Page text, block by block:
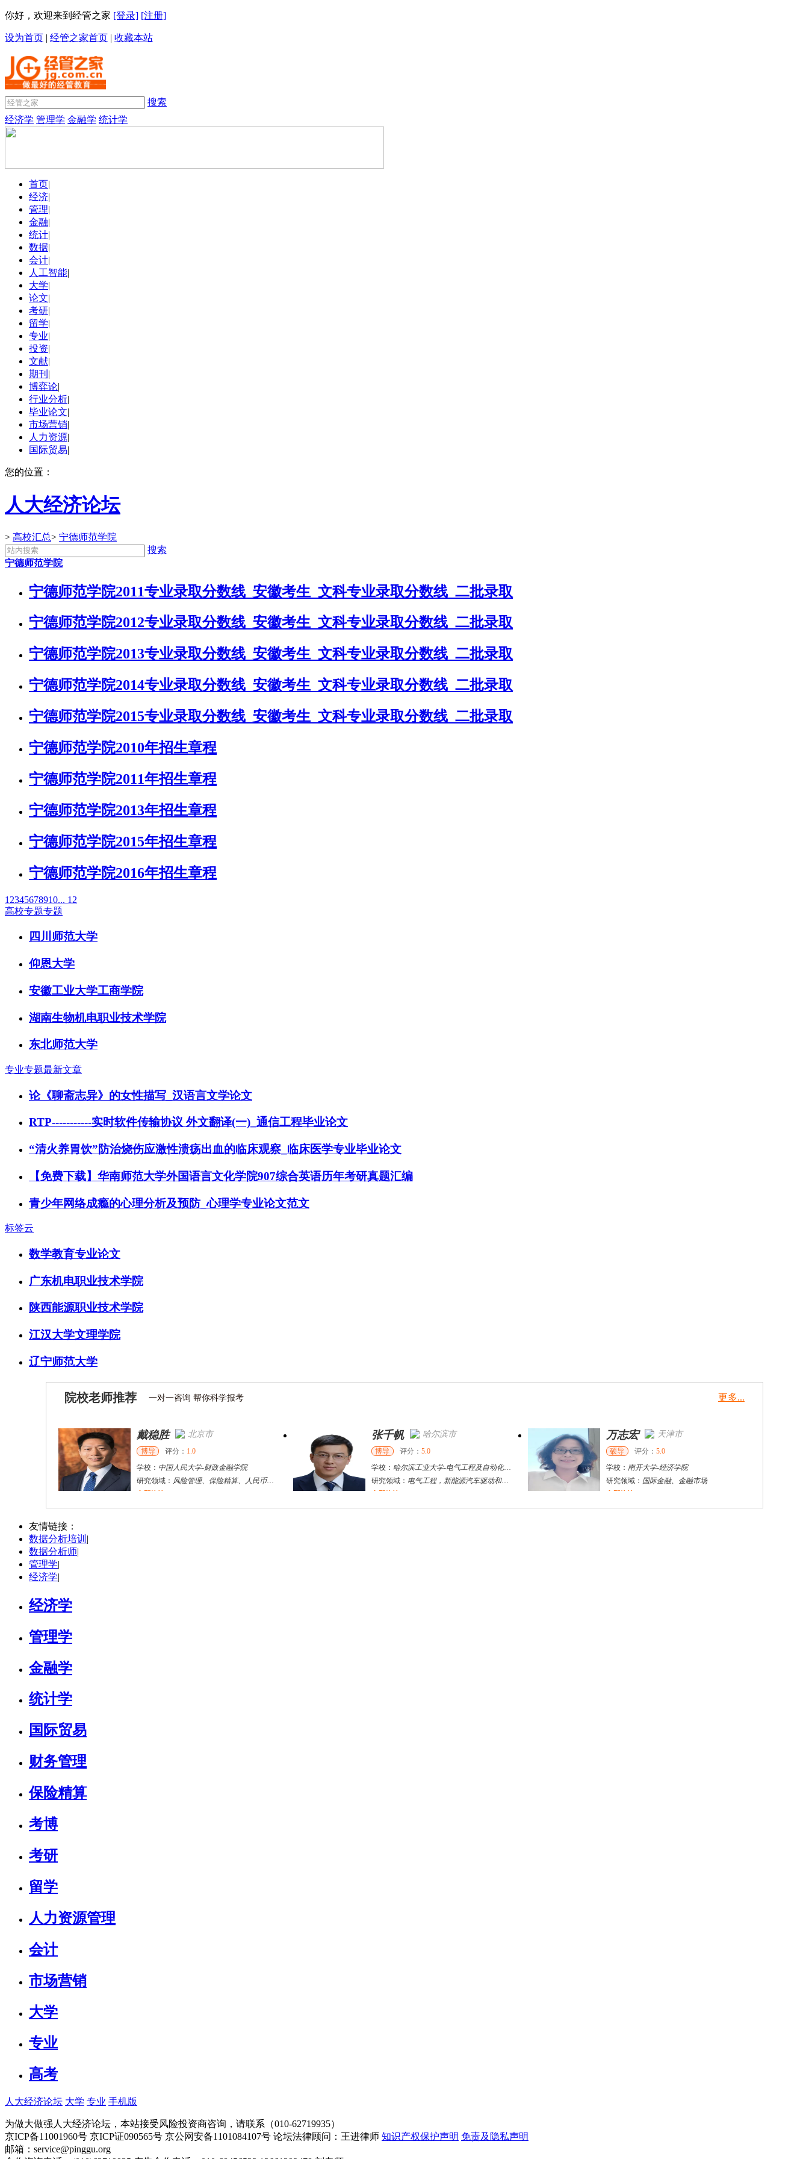
你好，欢迎来到经管之家 [登录] [注册]
设为首页 | 经管之家首页 | 收藏本站
搜索
经济学 管理学 金融学 统计学
首页|
经济|
管理|
金融|
统计|
数据|
会计|
人工智能|
大学|
论文|
考研|
留学|
专业|
投资|
文献|
期刊 |
博弈论|
行业分析|
毕业论文|
市场营销|
人力资源|
国际贸易|
您的位置：
人大经济论坛
> 高校汇总> 宁德师范学院
搜索
宁德师范学院
宁德师范学院2011专业录取分数线_安徽考生_文科专业录取分数线_二批录取
宁德师范学院2012专业录取分数线_安徽考生_文科专业录取分数线_二批录取
宁德师范学院2013专业录取分数线_安徽考生_文科专业录取分数线_二批录取
宁德师范学院2014专业录取分数线_安徽考生_文科专业录取分数线_二批录取
宁德师范学院2015专业录取分数线_安徽考生_文科专业录取分数线_二批录取
宁德师范学院2010年招生章程
宁德师范学院2011年招生章程
宁德师范学院2013年招生章程
宁德师范学院2015年招生章程
宁德师范学院2016年招生章程
1 2345678910... 12
高校专题专题
四川师范大学
仰恩大学
安徽工业大学工商学院
湖南生物机电职业技术学院
东北师范大学
专业专题最新文章
论《聊斋志异》的女性描写_汉语言文学论文
RTP-----------实时软件传输协议 外文翻译(一)_通信工程毕业论文
“清火养胃饮”防治烧伤应激性溃疡出血的临床观察_临床医学专业毕业论文
【免费下载】华南师范大学外国语言文化学院907综合英语历年考研真题汇编
青少年网络成瘾的心理分析及预防_心理学专业论文范文
标签云
数学教育专业论文
广东机电职业技术学院
陕西能源职业技术学院
江汉大学文理学院
辽宁师范大学
院校老师推荐 一对一咨询 帮你科学报考 更多...
戴稳胜 北京市
博导 评分： 1.0
学校： 中国人民大学-财政金融学院
研究领域： 风险管理、保险精算、人民币国际化
立即咨询
张千帆 哈尔滨市
博导 评分： 5.0
学校： 哈尔滨工业大学-电气工程及自动化学院
研究领域： 电气工程，新能源汽车驱动和充电
立即咨询
万志宏 天津市
硕导 评分： 5.0
学校： 南开大学-经济学院
研究领域： 国际金融、金融市场
立即咨询
陈传红 武汉市 何斌锋 苏州市 杜** 黄浦区
友情链接：
数据分析培训 |
数据分析师|
管理学|
经济学|
经济学
管理学
金融学
统计学
国际贸易
财务管理
保险精算
考博
考研
留学
人力资源管理
会计
市场营销
大学
专业
高考
人大经济论坛 大学 专业 手机版
为做大做强人大经济论坛，本站接受风险投资商咨询，请联系（010-62719935）
京ICP备11001960号 京ICP证090565号 京公网安备1101084107号 论坛法律顾问：王进律师 知识产权保护声明 免责及隐私声明
邮箱：service@pinggu.org